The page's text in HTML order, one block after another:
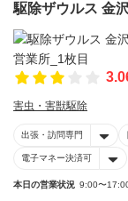
駆除ザウルス 金
害虫・害獣駆除
出張・訪問専門
電子マネー決済可
本日の営業状況 9:00〜